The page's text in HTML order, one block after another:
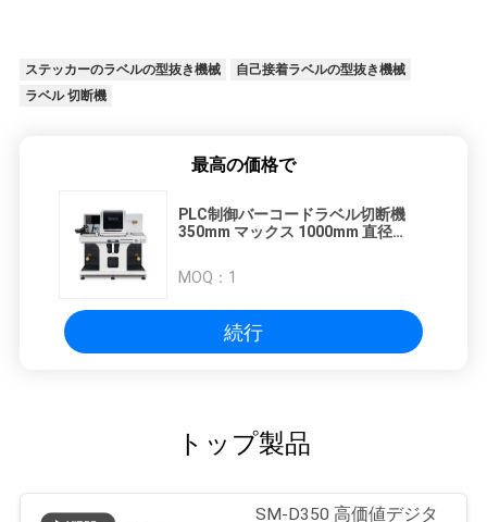
ステッカーのラベルの型抜き機械
自己接着ラベルの型抜き機械
ラベル 切断機
最高の価格で
PLC制御バーコードラベル切断機
350mm マックス 1000mm 直径
MOQ： 1
続行
トップ製品
SM-D350 高価値デジタ